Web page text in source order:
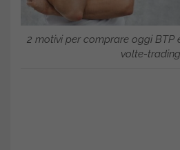
2 motivi per comprare oggi BTP
volte-